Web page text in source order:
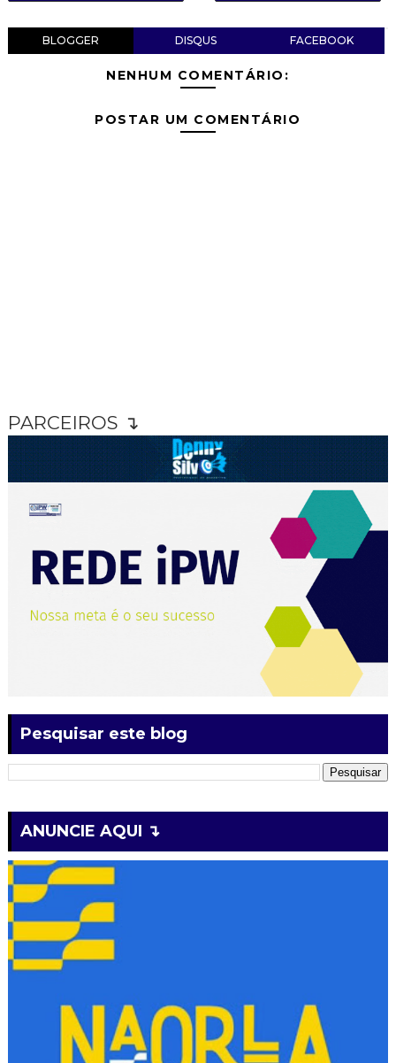
BLOGGER DISQUS FACEBOOK
NENHUM COMENTÁRIO:
POSTAR UM COMENTÁRIO
PARCEIROS ↴
Pesquisar este blog
ANUNCIE AQUI ↴